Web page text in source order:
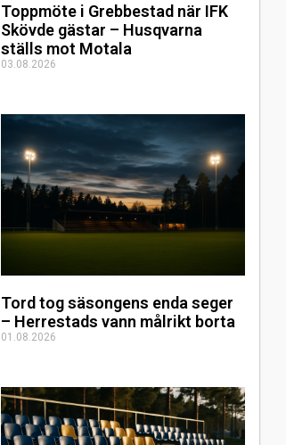
Toppmöte i Grebbestad när IFK
Skövde gästar – Husqvarna
ställs mot Motala
03.08.2026
Tord tog säsongens enda seger
– Herrestads vann målrikt borta
01.08.2026